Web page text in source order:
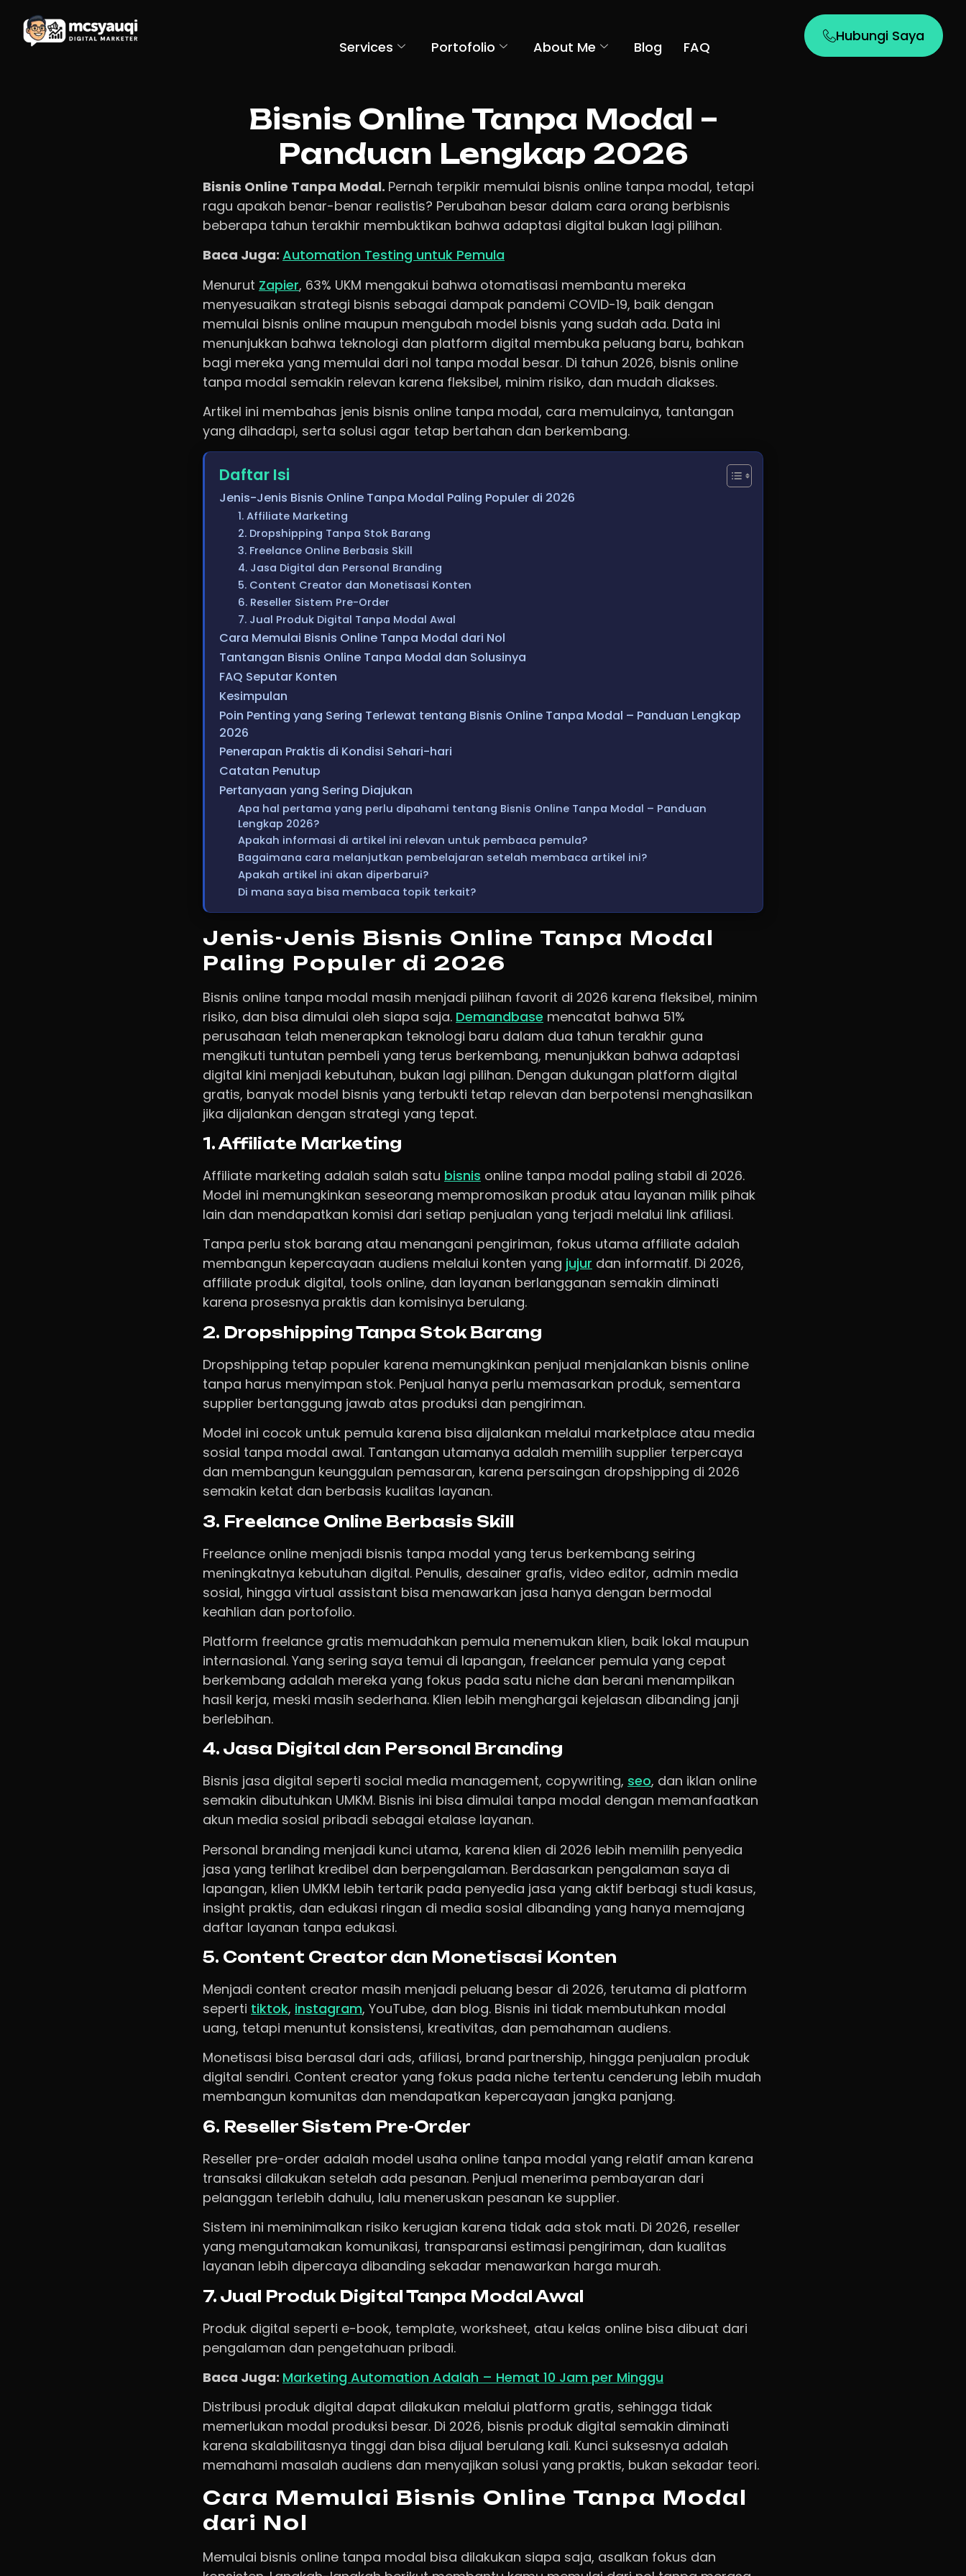
Services Portofolio About Me Blog FAQ
Hubungi Saya
Bisnis Online Tanpa Modal –
Panduan Lengkap 2026
Bisnis Online Tanpa Modal. Pernah terpikir memulai bisnis online tanpa modal, tetapi
ragu apakah benar-benar realistis? Perubahan besar dalam cara orang berbisnis
beberapa tahun terakhir membuktikan bahwa adaptasi digital bukan lagi pilihan.
Baca Juga: Automation Testing untuk Pemula
Menurut Zapier, 63% UKM mengakui bahwa otomatisasi membantu mereka
menyesuaikan strategi bisnis sebagai dampak pandemi COVID-19, baik dengan
memulai bisnis online maupun mengubah model bisnis yang sudah ada. Data ini
menunjukkan bahwa teknologi dan platform digital membuka peluang baru, bahkan
bagi mereka yang memulai dari nol tanpa modal besar. Di tahun 2026, bisnis online
tanpa modal semakin relevan karena fleksibel, minim risiko, dan mudah diakses.
Artikel ini membahas jenis bisnis online tanpa modal, cara memulainya, tantangan
yang dihadapi, serta solusi agar tetap bertahan dan berkembang.
Daftar Isi
Jenis-Jenis Bisnis Online Tanpa Modal Paling Populer di 2026
1. Affiliate Marketing
2. Dropshipping Tanpa Stok Barang
3. Freelance Online Berbasis Skill
4. Jasa Digital dan Personal Branding
5. Content Creator dan Monetisasi Konten
6. Reseller Sistem Pre-Order
7. Jual Produk Digital Tanpa Modal Awal
Cara Memulai Bisnis Online Tanpa Modal dari Nol
Tantangan Bisnis Online Tanpa Modal dan Solusinya
FAQ Seputar Konten
Kesimpulan
Poin Penting yang Sering Terlewat tentang Bisnis Online Tanpa Modal – Panduan Lengkap
2026
Penerapan Praktis di Kondisi Sehari-hari
Catatan Penutup
Pertanyaan yang Sering Diajukan
Apa hal pertama yang perlu dipahami tentang Bisnis Online Tanpa Modal – Panduan
Lengkap 2026?
Apakah informasi di artikel ini relevan untuk pembaca pemula?
Bagaimana cara melanjutkan pembelajaran setelah membaca artikel ini?
Apakah artikel ini akan diperbarui?
Di mana saya bisa membaca topik terkait?
Jenis-Jenis Bisnis Online Tanpa Modal
Paling Populer di 2026
Bisnis online tanpa modal masih menjadi pilihan favorit di 2026 karena fleksibel, minim
risiko, dan bisa dimulai oleh siapa saja. Demandbase mencatat bahwa 51%
perusahaan telah menerapkan teknologi baru dalam dua tahun terakhir guna
mengikuti tuntutan pembeli yang terus berkembang, menunjukkan bahwa adaptasi
digital kini menjadi kebutuhan, bukan lagi pilihan. Dengan dukungan platform digital
gratis, banyak model bisnis yang terbukti tetap relevan dan berpotensi menghasilkan
jika dijalankan dengan strategi yang tepat.
1. Affiliate Marketing
Affiliate marketing adalah salah satu bisnis online tanpa modal paling stabil di 2026.
Model ini memungkinkan seseorang mempromosikan produk atau layanan milik pihak
lain dan mendapatkan komisi dari setiap penjualan yang terjadi melalui link afiliasi.
Tanpa perlu stok barang atau menangani pengiriman, fokus utama affiliate adalah
membangun kepercayaan audiens melalui konten yang jujur dan informatif. Di 2026,
affiliate produk digital, tools online, dan layanan berlangganan semakin diminati
karena prosesnya praktis dan komisinya berulang.
2. Dropshipping Tanpa Stok Barang
Dropshipping tetap populer karena memungkinkan penjual menjalankan bisnis online
tanpa harus menyimpan stok. Penjual hanya perlu memasarkan produk, sementara
supplier bertanggung jawab atas produksi dan pengiriman.
Model ini cocok untuk pemula karena bisa dijalankan melalui marketplace atau media
sosial tanpa modal awal. Tantangan utamanya adalah memilih supplier terpercaya
dan membangun keunggulan pemasaran, karena persaingan dropshipping di 2026
semakin ketat dan berbasis kualitas layanan.
3. Freelance Online Berbasis Skill
Freelance online menjadi bisnis tanpa modal yang terus berkembang seiring
meningkatnya kebutuhan digital. Penulis, desainer grafis, video editor, admin media
sosial, hingga virtual assistant bisa menawarkan jasa hanya dengan bermodal
keahlian dan portofolio.
Platform freelance gratis memudahkan pemula menemukan klien, baik lokal maupun
internasional. Yang sering saya temui di lapangan, freelancer pemula yang cepat
berkembang adalah mereka yang fokus pada satu niche dan berani menampilkan
hasil kerja, meski masih sederhana. Klien lebih menghargai kejelasan dibanding janji
berlebihan.
4. Jasa Digital dan Personal Branding
Bisnis jasa digital seperti social media management, copywriting, seo, dan iklan online
semakin dibutuhkan UMKM. Bisnis ini bisa dimulai tanpa modal dengan memanfaatkan
akun media sosial pribadi sebagai etalase layanan.
Personal branding menjadi kunci utama, karena klien di 2026 lebih memilih penyedia
jasa yang terlihat kredibel dan berpengalaman. Berdasarkan pengalaman saya di
lapangan, klien UMKM lebih tertarik pada penyedia jasa yang aktif berbagi studi kasus,
insight praktis, dan edukasi ringan di media sosial dibanding yang hanya memajang
daftar layanan tanpa edukasi.
5. Content Creator dan Monetisasi Konten
Menjadi content creator masih menjadi peluang besar di 2026, terutama di platform
seperti tiktok, instagram, YouTube, dan blog. Bisnis ini tidak membutuhkan modal
uang, tetapi menuntut konsistensi, kreativitas, dan pemahaman audiens.
Monetisasi bisa berasal dari ads, afiliasi, brand partnership, hingga penjualan produk
digital sendiri. Content creator yang fokus pada niche tertentu cenderung lebih mudah
membangun komunitas dan mendapatkan kepercayaan jangka panjang.
6. Reseller Sistem Pre-Order
Reseller pre-order adalah model usaha online tanpa modal yang relatif aman karena
transaksi dilakukan setelah ada pesanan. Penjual menerima pembayaran dari
pelanggan terlebih dahulu, lalu meneruskan pesanan ke supplier.
Sistem ini meminimalkan risiko kerugian karena tidak ada stok mati. Di 2026, reseller
yang mengutamakan komunikasi, transparansi estimasi pengiriman, dan kualitas
layanan lebih dipercaya dibanding sekadar menawarkan harga murah.
7. Jual Produk Digital Tanpa Modal Awal
Produk digital seperti e-book, template, worksheet, atau kelas online bisa dibuat dari
pengalaman dan pengetahuan pribadi.
Baca Juga: Marketing Automation Adalah – Hemat 10 Jam per Minggu
Distribusi produk digital dapat dilakukan melalui platform gratis, sehingga tidak
memerlukan modal produksi besar. Di 2026, bisnis produk digital semakin diminati
karena skalabilitasnya tinggi dan bisa dijual berulang kali. Kunci suksesnya adalah
memahami masalah audiens dan menyajikan solusi yang praktis, bukan sekadar teori.
Cara Memulai Bisnis Online Tanpa Modal
dari Nol
Memulai bisnis online tanpa modal bisa dilakukan siapa saja, asalkan fokus dan